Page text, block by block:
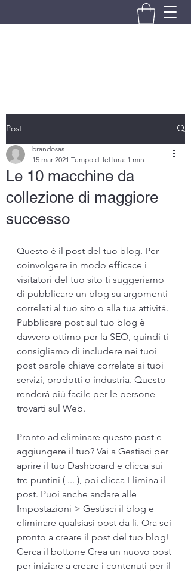
Post
Le 10 macchine da
collezione di maggiore
successo
brandosas
15 mar 2021 Tempo di lettura: 1 min
Questo è il post del tuo blog. Per
coinvolgere in modo efficace i
visitatori del tuo sito ti suggeriamo
di pubblicare un blog su argomenti
correlati al tuo sito o alla tua attività.
Pubblicare post sul tuo blog è
davvero ottimo per la SEO, quindi ti
consigliamo di includere nei tuoi
post parole chiave correlate ai tuoi
servizi, prodotti o industria. Questo
renderà più facile per le persone
trovarti sul Web.
Pronto ad eliminare questo post e
aggiungere il tuo? Vai a Gestisci per
aprire il tuo Dashboard e clicca sui
tre puntini ( ... ), poi clicca Elimina il
post. Puoi anche andare alle
Impostazioni > Gestisci il blog e
eliminare qualsiasi post da lì. Ora sei
pronto a creare il post del tuo blog!
Cerca il bottone Crea un nuovo post
per iniziare a creare i contenuti per il